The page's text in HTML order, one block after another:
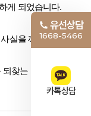
게 되었습니다.
실을 깨달았을
되찾는
유선상담
1668-5466
카톡상담